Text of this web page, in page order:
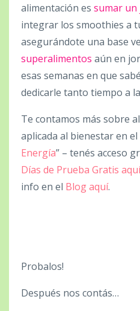
alimentación es sumar un
integrar los smoothies a
asegurándote una base
superalimentos aún en
esas semanas en que
dedicarle tanto tiempo a
Te contamos más sobre
aplicada al bienestar en el
Energía” – tenés acceso
Días de Prueba Gratis aquí
info en el Blog aquí.
Probalos!
Después nos contás…